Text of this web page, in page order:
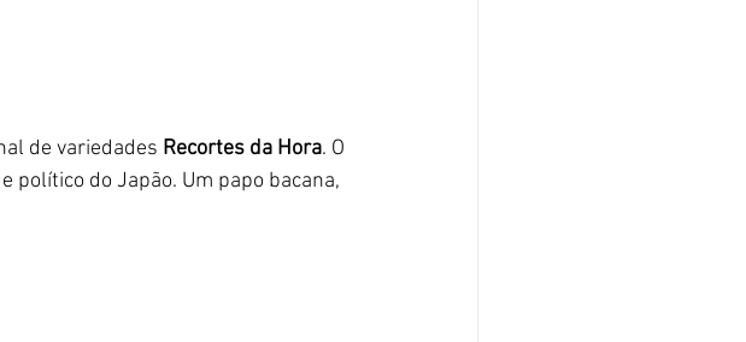
de variedades Recortes da Hora. O
político do Japão. Um papo bacana,